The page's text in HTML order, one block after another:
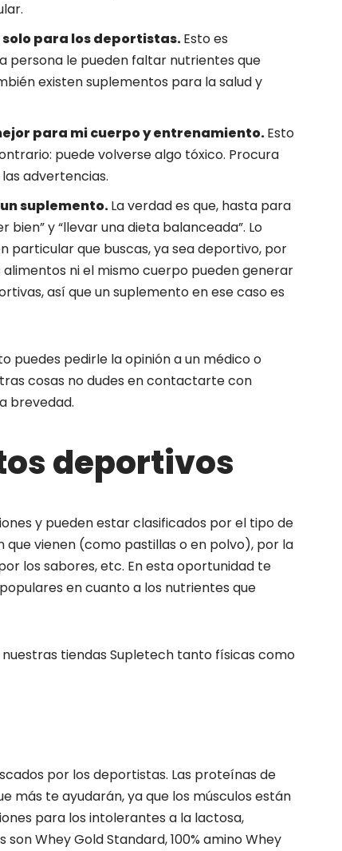
para los deportistas.Esto es
persona le pueden faltar nutrientes que
existen suplementos para la salud y
para mi cuerpo y entrenamiento.Esto
puede volverse algo tóxico. Procura
advertencias.
suplemento.La verdad es que, hasta para
bien” y “llevar una dieta balanceada”. Lo
particular que buscas, ya sea deportivo, por
ni el mismo cuerpo pueden generar
así que un suplemento en ese caso es
puedes pedirle la opinión a un médico o
cosas no dudes en contactarte con
brevedad.
deportivos
y pueden estar clasificados por el tipo de
vienen (como pastillas o en polvo), por la
los sabores, etc. En esta oportunidad te
en cuanto a los nutrientes que
tiendas Supletech tanto físicas como
por los deportistas. Las proteínas de
más te ayudarán, ya que los músculos están
para los intolerantes a la lactosa,
Whey Gold Standard, 100% amino Whey